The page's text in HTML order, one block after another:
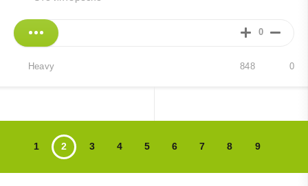
0
Heavy 0
848
1 2 3 4 5 6 7 8 9